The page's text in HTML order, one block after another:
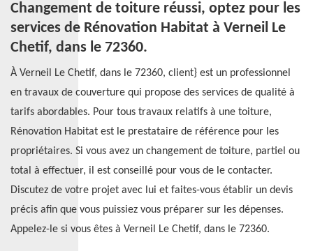
Changement de toiture réussi, optez pour les
services de Rénovation Habitat à Verneil Le
Chetif, dans le 72360.
À Verneil Le Chetif, dans le 72360, client} est un professionnel
en travaux de couverture qui propose des services de qualité à
tarifs abordables. Pour tous travaux relatifs à une toiture,
Rénovation Habitat est le prestataire de référence pour les
propriétaires. Si vous avez un changement de toiture, partiel ou
total à effectuer, il est conseillé pour vous de le contacter.
Discutez de votre projet avec lui et faites-vous établir un devis
précis afin que vous puissiez vous préparer sur les dépenses.
Appelez-le si vous êtes à Verneil Le Chetif, dans le 72360.